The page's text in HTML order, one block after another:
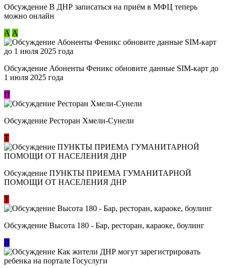
Обсуждение В ДНР записаться на приём в МФЦ теперь
можно онлайн
А А
Обсуждение Абоненты Феникс обновите данные SIM-карт до
1 июля 2025 года
П
Обсуждение Ресторан Хмели-Сунели
Т
Обсуждение ​ПУНКТЫ ПРИЕМА ГУМАНИТАРНОЙ
ПОМОЩИ ОТ НАСЕЛЕНИЯ ДНР
Т
Обсуждение Высота 180 - Бар, ресторан, караоке, боулинг
Л